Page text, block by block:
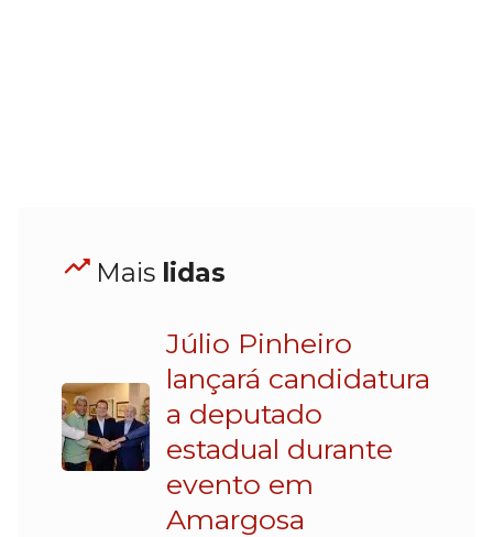
Mais lidas
Júlio Pinheiro
lançará candidatura
a deputado
estadual durante
evento em
Amargosa